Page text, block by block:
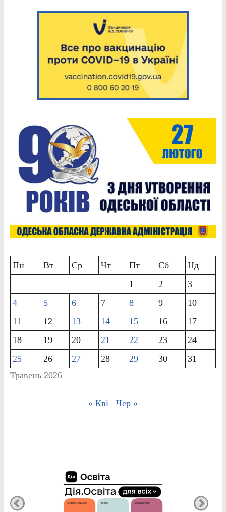
Травень 2026
Пн Вт Ср Чт Пт Сб
Нд
1
2
3
4
5 6 7 8 9
10
11
12 13 14 15 16
17
18
19 20 21 22 23
24
25
26 27 28 29 30 31
« Кві Чер »